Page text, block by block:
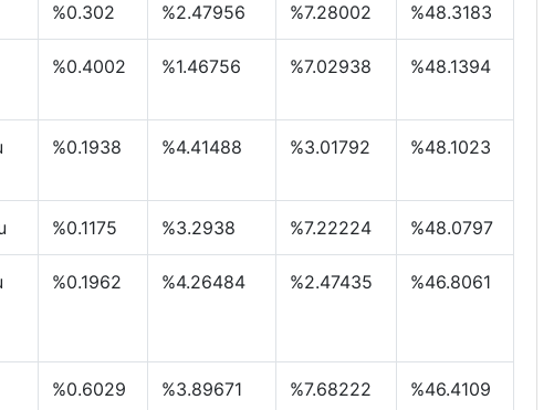
%0.302 %2.47956 %7.28002 %48.3183
%0.4002 %1.46756 %7.02938 %48.1394
%0.1938 %4.41488 %3.01792 %48.1023
%0.1175 %3.2938 %7.22224 %48.0797
%0.1962 %4.26484 %2.47435 %46.8061
%0.6029 %3.89671 %7.68222 %46.4109